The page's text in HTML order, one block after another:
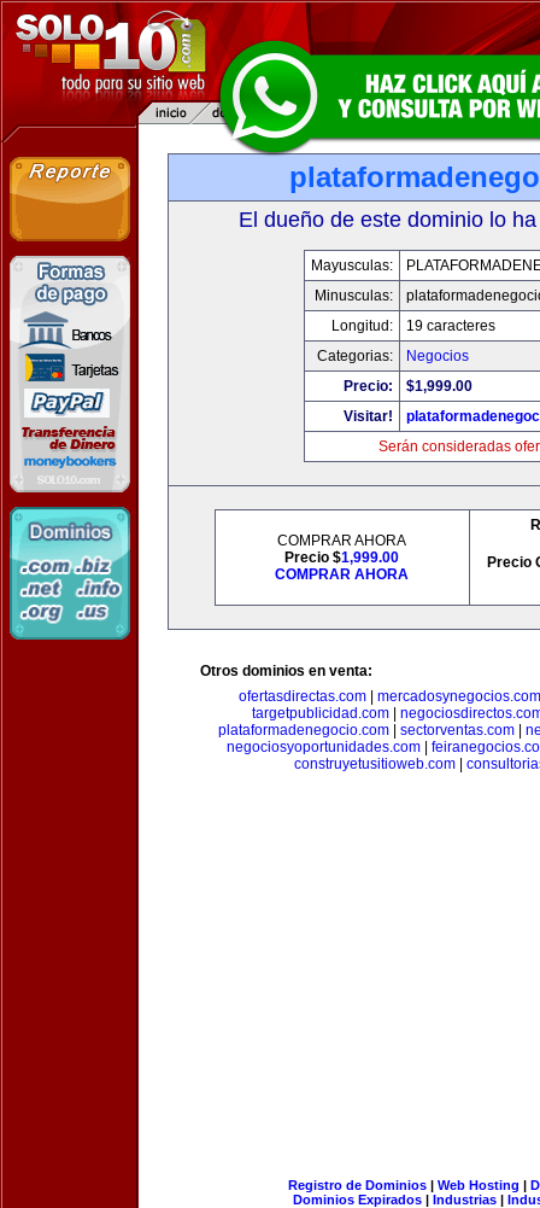
El dueño de este dominio lo
Mayusculas:
Minusculas:
Longitud:
19 caracteres
Categorias:
Negocios
Precio:
$1,999.00
Visitar!
Serán consideradas
COMPRAR AHORA
Precio $1,999.00
COMPRAR AHORA
Precio
Otros dominios en venta:
ofertasdirectas.com
mercadosynegocios.com
targetpublicidad.com
plataformadenegocio.com| sectorventas.com|
negociosyoportunidades.com
construyetusitioweb.com
Registro de Dominios| Web Hosting |
Dominios Expirados | Industrias |